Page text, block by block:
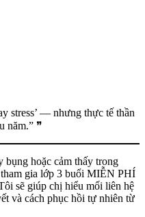
stress’ — nhưng thực tế thần
năm.” ❞
bụng hoặc cảm thấy trong
gia lớp 3 buổi MIỄN PHÍ
sẽ giúp chị hiểu mối liên hệ
và cách phục hồi tự nhiên từ